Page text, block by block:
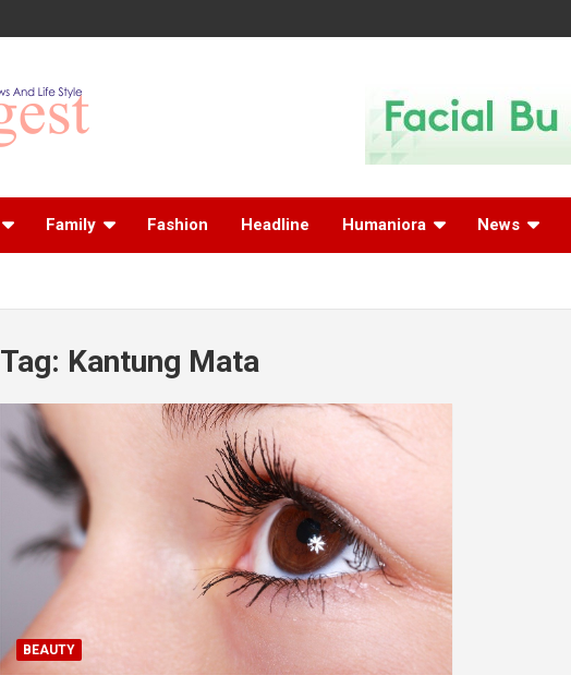
Family Fashion Headline Humaniora News
Tag: Kantung Mata
BEAUTY